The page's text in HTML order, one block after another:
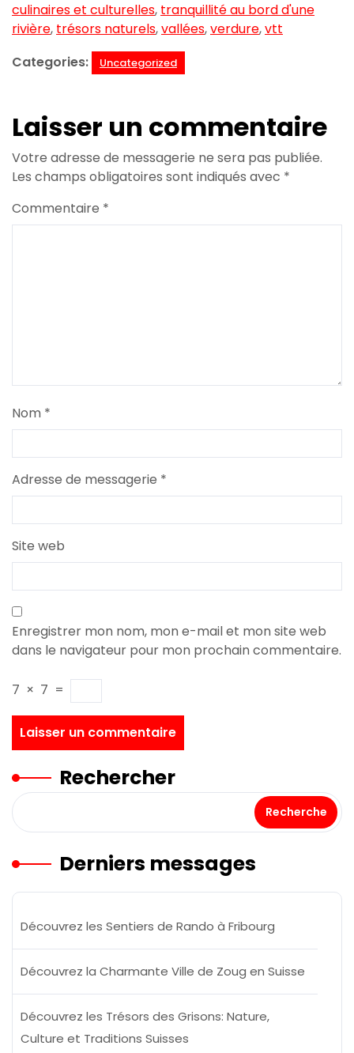
culinaires et culturelles, tranquillité au bord d'une
rivière, trésors naturels,vallées,verdure,vtt
Categories:
Uncategorized
Laisser un commentaire
Votre adresse de messagerie ne sera pas publiée.
Les champs obligatoires sont indiqués avec *
Commentaire *
Nom *
Adresse de messagerie *
Site web
Enregistrer mon nom, mon e-mail et mon site web
dans le navigateur pour mon prochain commentaire.
7 × 7 =
Rechercher
Recherche
Derniers messages
Découvrez les Sentiers de Rando à Fribourg
Découvrez la Charmante Ville de Zoug en Suisse
Découvrez les Trésors des Grisons: Nature,
Culture et Traditions Suisses